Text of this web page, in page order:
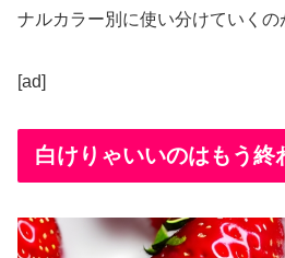
ナルカラー別に使い分けていくの
[ad]
白けりゃいいのはもう終